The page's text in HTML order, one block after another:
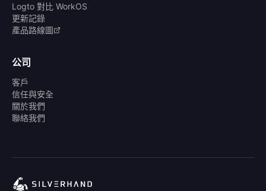
Logto 對比 WorkOS
更新記錄
產品路線圖
公司
客戶
信任與安全
關於我們
聯絡我們